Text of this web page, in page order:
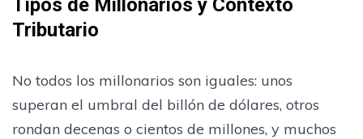
Tipos de Millonarios y Contexto
Tributario
No todos los millonarios son iguales: unos
superan el umbral del billón de dólares, otros
rondan decenas o cientos de millones, y muchos